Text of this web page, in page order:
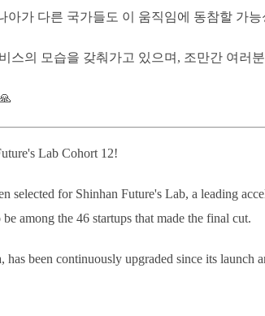
가 다른 국가들도 이 움직임에 동참할 가
스의 모습을 갖춰가고 있으며, 조만간 여러
Lab Cohort 12!
selected for Shinhan Future's Lab, a leading
among the 46 startups that made the final cut.
been continuously upgraded since its